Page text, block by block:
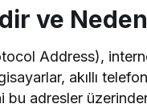
ve
Address),
akıllı
bu adresler